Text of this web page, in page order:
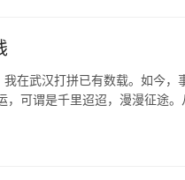
在武汉打拼已有数载。如今
，可谓是千里迢迢，漫漫征途